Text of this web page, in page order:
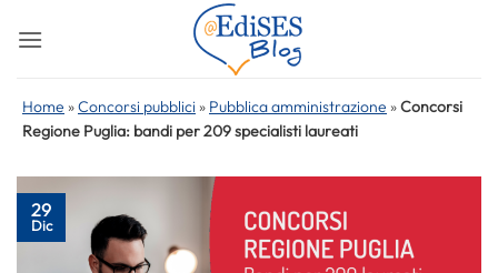
Home »Concorsi pubblici » Pubblica amministrazione »Concorsi
Regione Puglia: bandi per 209 specialisti laureati
29
Dic